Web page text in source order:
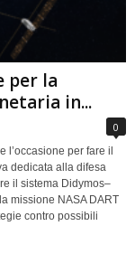
per la
in...
0
l’occasione per fare il
dedicata alla difesa
il sistema Didymos–
missione NASA DART
contro possibili